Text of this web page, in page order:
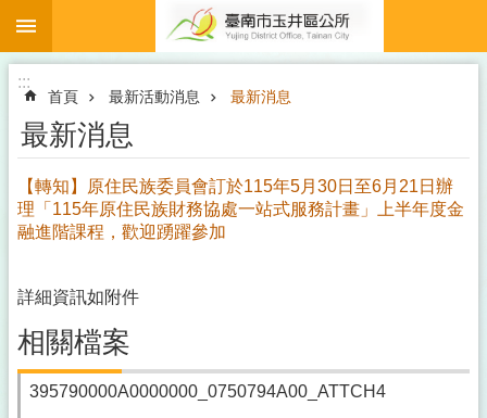
跳到主要內容區塊
:::
首頁 最新活動消息 最新消息
最新消息
【轉知】原住民族委員會訂於115年5月30日至6月21日辦
理「115年原住民族財務協處一站式服務計畫」上半年度金
融進階課程，歡迎踴躍參加
詳細資訊如附件
相關檔案
395790000A0000000_0750794A00_ATTCH4